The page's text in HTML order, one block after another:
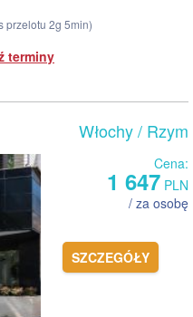
przelotu 2g 5min)
terminy
Włochy/ Rzym
Cena:
1 647 PLN
/ za osobę
SZCZEGÓŁY